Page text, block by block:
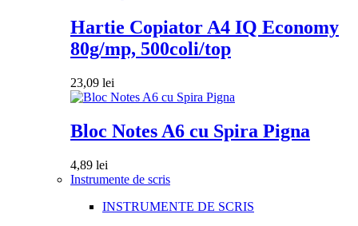
Hartie Copiator A4 IQ Economy
80g/mp, 500coli/top
23,09 lei
Bloc Notes A6 cu Spira Pigna
4,89 lei
Instrumente de scris
INSTRUMENTE DE SCRIS